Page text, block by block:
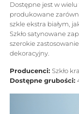
Dostępne jest w
produkowane
szkle ekstra białym,
Szkło satynowane
szerokie
dekoracyjny.
Producenci: Szkło
Dostępne grubości: